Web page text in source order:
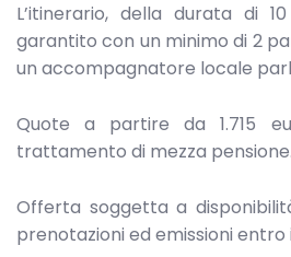
L’itinerario, della durata di
garantito con un minimo di 2
un accompagnatore locale
Quote a partire da 1.715
trattamento di mezza pensione.
Offerta soggetta a
prenotazioni ed emissioni entro